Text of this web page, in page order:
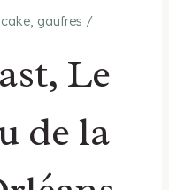
gaufres /
Le
de la